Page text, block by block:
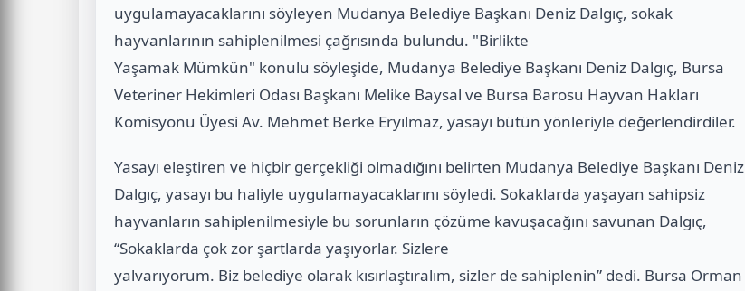
uygulamayacaklarını söyleyen Mudanya Belediye Başkanı Deniz Dalgıç, sokak
hayvanlarının sahiplenilmesi çağrısında bulundu. "Birlikte
Yaşamak Mümkün" konulu söyleşide, Mudanya Belediye Başkanı Deniz Dalgıç, Bursa
Veteriner Hekimleri Odası Başkanı Melike Baysal ve Bursa Barosu Hayvan Hakları
Komisyonu Üyesi Av. Mehmet Berke Eryılmaz, yasayı bütün yönleriyle değerlendirdiler.
Yasayı eleştiren ve hiçbir gerçekliği olmadığını belirten Mudanya Belediye Başkanı Deniz
Dalgıç, yasayı bu haliyle uygulamayacaklarını söyledi. Sokaklarda yaşayan sahipsiz
hayvanların sahiplenilmesiyle bu sorunların çözüme kavuşacağını savunan Dalgıç,
“Sokaklarda çok zor şartlarda yaşıyorlar. Sizlere
yalvarıyorum. Biz belediye olarak kısırlaştıralım, sizler de sahiplenin” dedi. Bursa Orman